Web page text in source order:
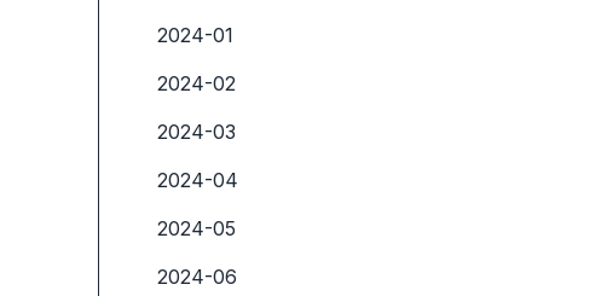
2024-01
2024-02
2024-03
2024-04
2024-05
2024-06